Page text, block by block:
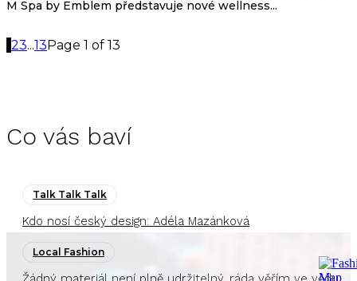
M Spa by Emblem představuje nové wellness...
23...13 Page 1 of 13
Co vás baví
Talk Talk Talk
Kdo nosí český design: Adéla Mazánková
Local Fashion